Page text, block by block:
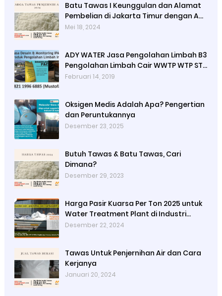
Batu Tawas I Keunggulan dan Alamat
Pembelian di Jakarta Timur dengan Ady
Water
Mei 18, 2024
ADY WATER Jasa Pengolahan Limbah B3
Pengolahan Limbah Cair WWTP WTP STP
di Bandung Jogjakarta Surabaya
Februari 14, 2019
Oksigen Medis Adalah Apa? Pengertian
dan Peruntukannya
Desember 23, 2025
Butuh Tawas & Batu Tawas, Cari
Dimana?
Desember 29, 2023
Harga Pasir Kuarsa Per Ton 2025 untuk
Water Treatment Plant di Industri
Petrokimia
Desember 22, 2024
Tawas Untuk Penjernihan Air dan Cara
Kerjanya
Januari 20, 2024